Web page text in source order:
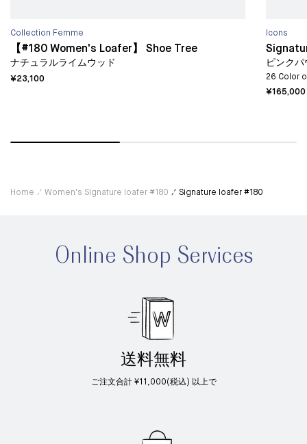
Collection Femme
【#180 Women's Loafer】 Shoe Tree
ナチュラルライムウッド
¥23,100
Icons
ピンク
26 Color
¥165,000
Home Women's Signature loafer #180 Signature loafer #180
Online Shop Services
送料無料
ご注文合計 ¥11,000(税込) 以上で